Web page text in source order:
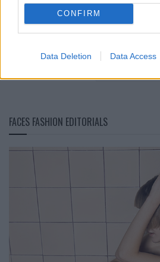
CONFIRM
Data Deletion Data Access
Future Table: Bewusstsein neu
FACES FASHION EDITORIALS